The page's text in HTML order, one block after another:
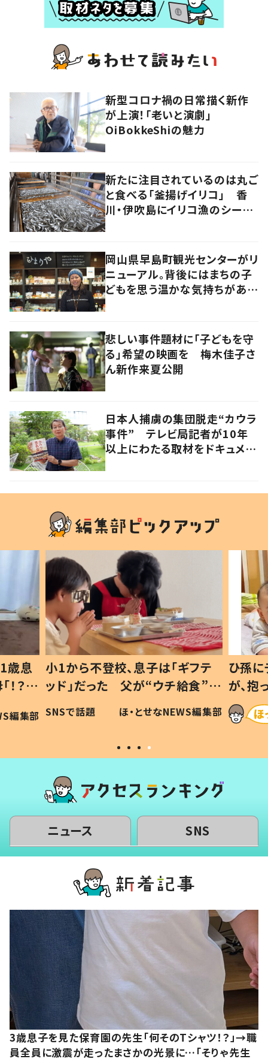
新型コロナ禍の日常描く新作
が上演！「老いと演劇」
OiBokkeShiの魅力
新たに注目されているのは丸ご
と食べる「釜揚げイリコ」 香
川・伊吹島にイリコ漁のシーズ
岡山県早島町観光センターがリ
ニューアル。背後にはまちの子
どもを思う温かな気持ちがあっ
悲しい事件題材に「子どもを守
る」希望の映画を 梅木佳子さ
ん新作来夏公開
日本人捕虜の集団脱走“カウラ
事件” テレビ局記者が10年
以上にわたる取材をドキュメン
歳息
？」
編集部
小1から不登校、息子は「ギフテ
ッド」だった 父が“ウチ給食”を
作り続ける理由とは #令和の親
#令和の子
SNSで話題 ほ・とせなNEWS編集部
ひ孫
が、
「涙が
い」
ニュース SNS
3歳息子を見た保育園の先生「何そのTシャツ！？」→職
員全員に激震が走ったまさかの光景に…「そりゃ先生